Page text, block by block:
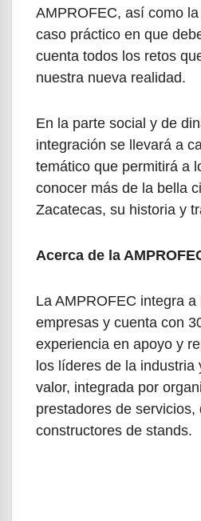
AMPROFEC, así como
caso práctico en que
cuenta todos los retos
nuestra nueva realidad.
En la parte social y de
integración se llevará a
temático que permitirá a
conocer más de la bella
Zacatecas, su historia y
Acerca de la
La AMPROFEC integra
empresas y cuenta con
experiencia en apoyo y
los líderes de la industria
valor, integrada por
prestadores de servicios,
constructores de stands.